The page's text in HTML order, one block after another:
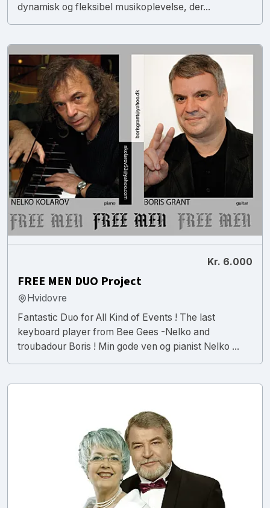
dynamisk og fleksibel musikoplevelse, der...
Kr. 6.000
FREE MEN DUO Project
Hvidovre
Fantastic Duo for All Kind of Events ! The last
keyboard player from Bee Gees -Nelko and
troubadour Boris ! Min gode ven og pianist Nelko ...